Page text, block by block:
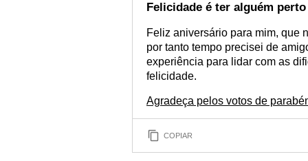
Felicidade é ter alguém perto
Feliz aniversário para mim, que
por tanto tempo precisei de
experiência para lidar com as
felicidade.
Agradeça pelos votos de
COPIAR